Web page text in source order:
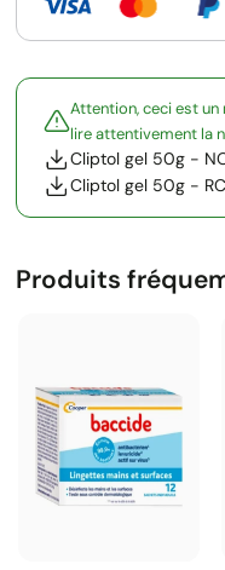
Attention, ceci est
lire attentivement la
Cliptol gel 50g -
Cliptol gel 50g -
Produits